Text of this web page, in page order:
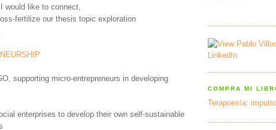
would like to connect,
fertilize our thesis topic exploration
supporting micro-entrepreneurs in developing
enterprises to develop their own self-sustainable
COMPRA MI
Terapoesía: